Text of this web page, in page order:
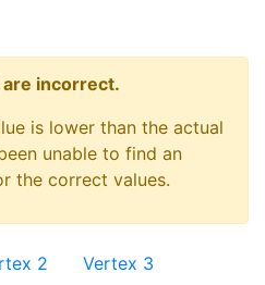
incorrect.
is lower than the actual
unable to find an
the correct values.
2 Vertex 3